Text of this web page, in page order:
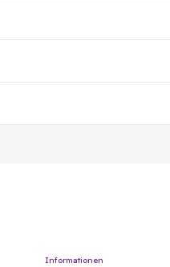
Informationen